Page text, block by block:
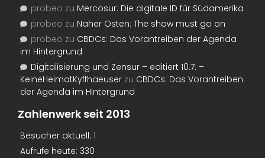
probeo zu Mercosur: Die digitale ID für Südamerika
probeo zu Naher Osten: The show must go on
probeo zu CBDCs: Das Vorantreiben der Agenda
im Hintergrund
Digitalisierung und Zensur – editiert 10.7. –
KeineHeimatKyffhaeuser zu CBDCs: Das Vorantreiben
der Agenda im Hintergrund
Zahlenwerk seit 2013
Besucher aktuell: 1
Aufrufe heute: 330